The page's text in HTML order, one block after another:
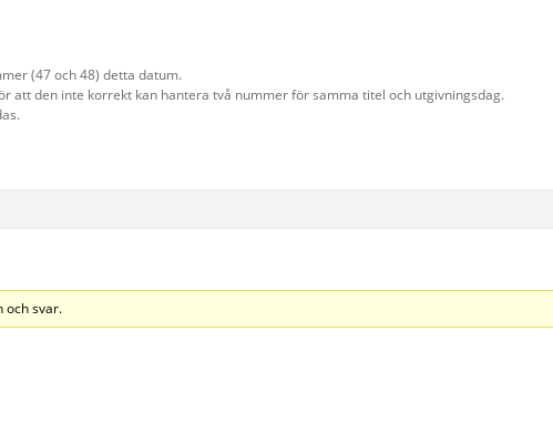
(47 och 48) detta datum.
att den inte korrekt kan hantera två nummer för samma titel och utgivningsdag.
och svar.